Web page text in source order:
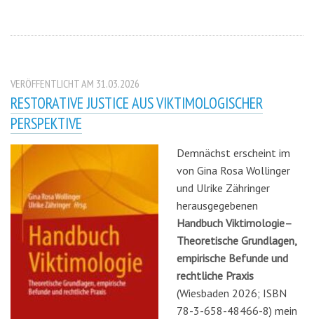
VERÖFFENTLICHT AM 31.03.2026
RESTORATIVE JUSTICE AUS VIKTIMOLOGISCHER
PERSPEKTIVE
Demnächst erscheint im
von Gina Rosa Wollinger
und Ulrike Zähringer
herausgegebenen
Handbuch Viktimologie–
Theoretische Grundlagen,
empirische Befunde und
rechtliche Praxis
(Wiesbaden 2026; ISBN
78-3-658-48466-8) mein